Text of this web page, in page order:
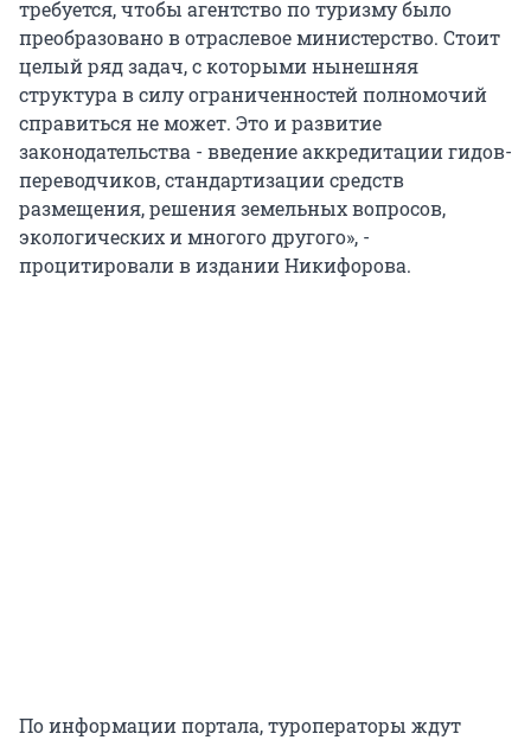
требуется, чтобы агентство по туризму было
преобразовано в отраслевое министерство. Стоит
целый ряд задач, с которыми нынешняя
структура в силу ограниченностей полномочий
справиться не может. Это и развитие
законодательства - введение аккредитации гидов-
переводчиков, стандартизации средств
размещения, решения земельных вопросов,
экологических и многого другого», -
процитировали в издании Никифорова.
По информации портала, туроператоры ждут